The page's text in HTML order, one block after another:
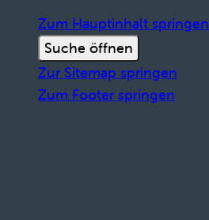
Zum Hauptinhalt springen
Suche öffnen
Zur Sitemap springen
Zum Footer springen